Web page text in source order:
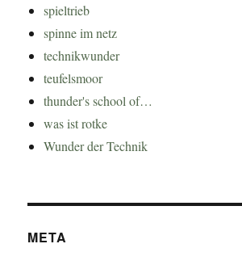
spieltrieb
spinne im netz
technikwunder
teufelsmoor
thunder's school of…
was ist rotke
Wunder der Technik
META